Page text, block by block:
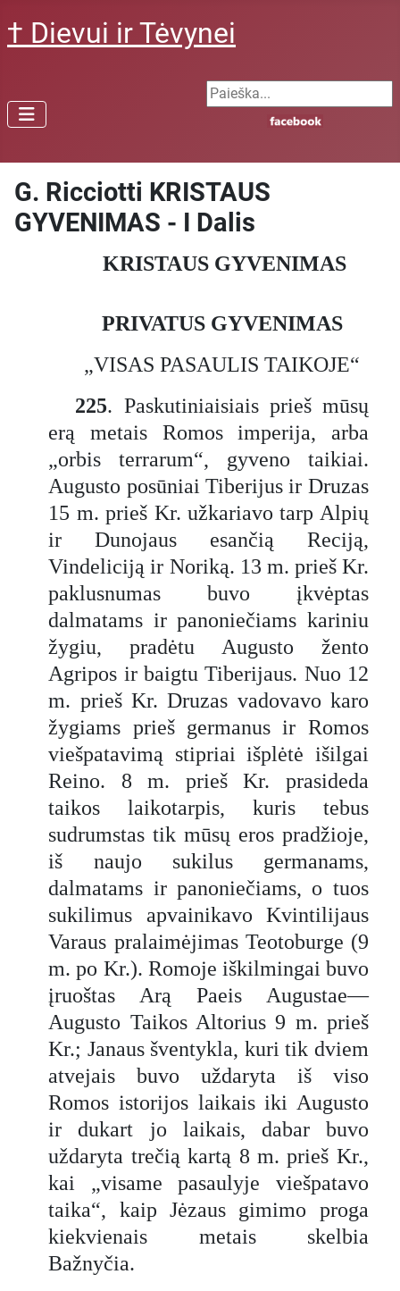
† Dievui ir Tėvynei
Search ...
G. Ricciotti KRISTAUS
GYVENIMAS - I Dalis
KRISTAUS GYVENIMAS
PRIVATUS GYVENIMAS
„VISAS PASAULIS TAIKOJE“
225. Paskutiniaisiais prieš mūsų
erą metais Romos imperija, arba
„orbis terrarum“, gyveno taikiai.
Augusto posūniai Tiberijus ir Druzas
15 m. prieš Kr. užkariavo tarp Alpių
ir Dunojaus esančią Reciją,
Vindeliciją ir Noriką. 13 m. prieš Kr.
paklusnumas buvo įkvėptas
dalmatams ir panoniečiams kariniu
žygiu, pradėtu Augusto žento
Agripos ir baigtu Tiberijaus. Nuo 12
m. prieš Kr. Druzas vadovavo karo
žygiams prieš germanus ir Romos
viešpatavimą stipriai išplėtė išilgai
Reino. 8 m. prieš Kr. prasideda
taikos laikotarpis, kuris tebus
sudrumstas tik mūsų eros pradžioje,
iš naujo sukilus germanams,
dalmatams ir panoniečiams, o tuos
sukilimus apvainikavo Kvintilijaus
Varaus pralaimėjimas Teotoburge (9
m. po Kr.). Romoje iškilmingai buvo
įruoštas Arą Paeis Augustae—
Augusto Taikos Altorius 9 m. prieš
Kr.; Janaus šventykla, kuri tik dviem
atvejais buvo uždaryta iš viso
Romos istorijos laikais iki Augusto
ir dukart jo laikais, dabar buvo
uždaryta trečią kartą 8 m. prieš Kr.,
kai „visame pasaulyje viešpatavo
taika“, kaip Jėzaus gimimo proga
kiekvienais metais skelbia
Bažnyčia.